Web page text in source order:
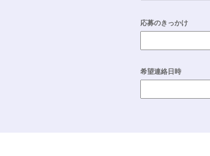
応募のきっかけ
希望連絡日時